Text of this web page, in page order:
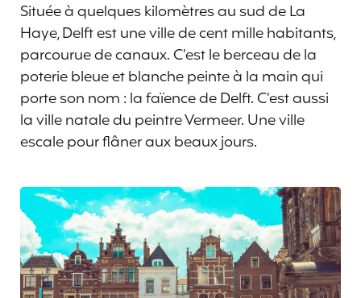
Située à quelques kilomètres au sud de La
Haye, Delft est une ville de cent mille habitants,
parcourue de canaux. C’est le berceau de la
poterie bleue et blanche peinte à la main qui
porte son nom : la faïence de Delft. C’est aussi
la ville natale du peintre Vermeer. Une ville
escale pour flâner aux beaux jours.